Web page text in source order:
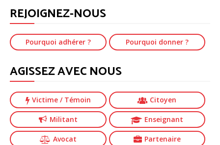
REJOIGNEZ-NOUS
Pourquoi adhérer ? Pourquoi donner ?
AGISSEZ AVEC NOUS
Victime / Témoin Citoyen
Militant Enseignant
Avocat Partenaire